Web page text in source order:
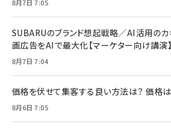
8月7日 7:05
SUBARUのブランド想起戦略／AI活用のカ
画広告をAIで最大化【マーケター向け講演】
8月7日 7:04
価格を伏せて集客する良い方法は？ 価格
8月6日 7:05